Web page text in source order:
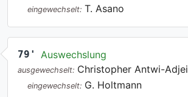
eingewechselt: T. Asano
79' Auswechslung
ausgewechselt: Christopher Antwi-Adjei
eingewechselt: G. Holtmann